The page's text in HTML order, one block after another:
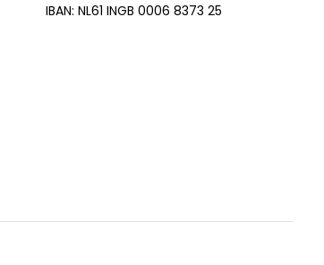
IBAN: NL61 INGB 0006 8373 25